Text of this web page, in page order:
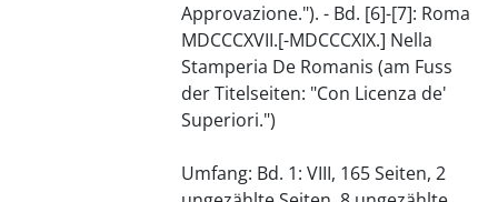
Approvazione."). - Bd. [6]-[7]: Roma
MDCCCXVII.[-MDCCCXIX.] Nella
Stamperia De Romanis (am Fuss
der Titelseiten: "Con Licenza de'
Superiori.")
Umfang: Bd. 1: VIII, 165 Seiten, 2